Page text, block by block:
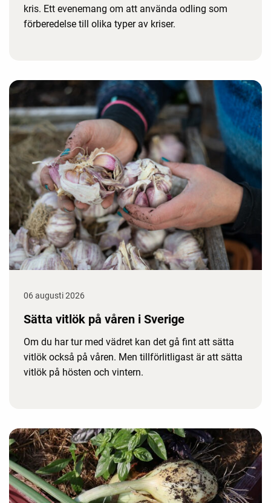
kris. Ett evenemang om att använda odling som
förberedelse till olika typer av kriser.
06 augusti 2026
Sätta vitlök på våren i Sverige
Om du har tur med vädret kan det gå fint att sätta
vitlök också på våren. Men tillförlitligast är att sätta
vitlök på hösten och vintern.